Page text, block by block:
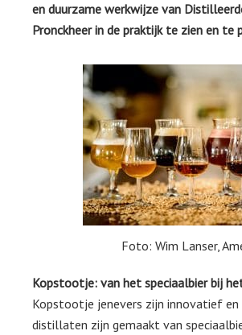
en duurzame werkwijze van
Pronckheer in de praktijk te zien en te
Foto: Wim Lanser,
Kopstootje: van het speciaalbier bij
Kopstootje jenevers zijn innovatief en
distillaten zijn gemaakt van